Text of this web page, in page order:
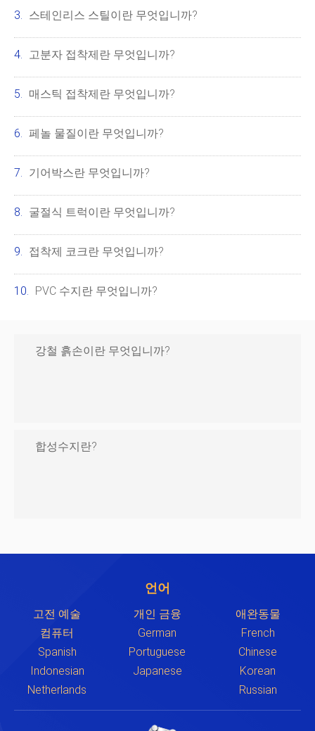
스테인리스 스틸이란 무엇입니까?
고분자 접착제란 무엇입니까?
매스틱 접착제란 무엇입니까?
페놀 물질이란 무엇입니까?
기어박스란 무엇입니까?
굴절식 트럭이란 무엇입니까?
접착제 코크란 무엇입니까?
PVC 수지란 무엇입니까?
강철 흙손이란 무엇입니까?
합성수지란?
언어
고전 예술 개인 금융
애완동물
컴퓨터
German
French
Spanish
Portuguese
Chinese
Indonesian
Japanese
Korean
Netherlands
Russian